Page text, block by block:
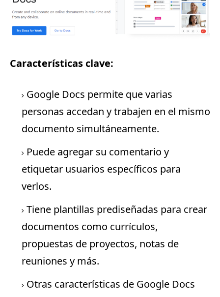
Características clave:
Google Docs permite que varias
personas accedan y trabajen en el mismo
documento simultáneamente.
Puede agregar su comentario y
etiquetar usuarios específicos para
verlos.
Tiene plantillas prediseñadas para crear
documentos como currículos,
propuestas de proyectos, notas de
reuniones y más.
Otras características de Google Docs